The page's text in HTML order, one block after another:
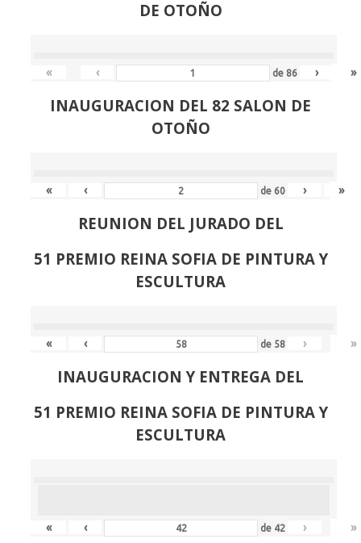
DE OTOÑO
« ‹ de 86 › »
INAUGURACION DEL 82 SALON DE
OTOÑO
« ‹ de 60 › »
REUNION DEL JURADO DEL
51 PREMIO REINA SOFIA DE PINTURA Y
ESCULTURA
« ‹ de 58 › »
INAUGURACION Y ENTREGA DEL
51 PREMIO REINA SOFIA DE PINTURA Y
ESCULTURA
« ‹ de 42 › »